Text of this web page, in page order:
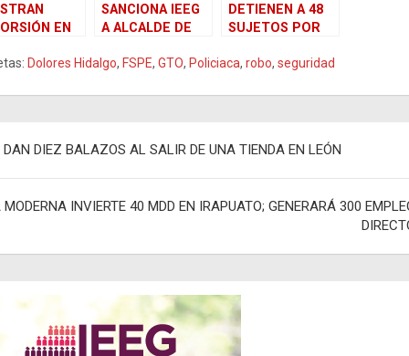
EN
MENORES
SANCIONA IEEG
A ALCALDE DE
HIDALGO
DETIENEN A 48
SUJETOS POR
GUANAJUATO
Dolores Hidalgo, FSPE, GTO, Policiaca, robo, seguridad
DAN DIEZ BALAZOS AL SALIR DE UNA TIENDA EN LEÓN
MODERNA INVIERTE 40 MDD EN IRAPUATO; GENERARÁ 300